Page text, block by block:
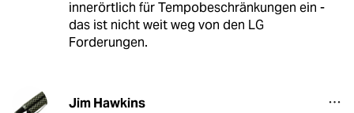
innerörtlich für Tempobeschränkungen ein -
das ist nicht weit weg von den LG
Forderungen.
Jim Hawkins